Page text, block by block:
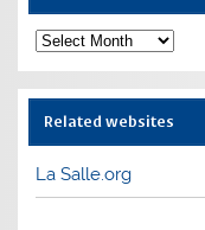
Archives
Related websites
La Salle.org